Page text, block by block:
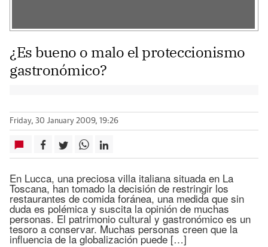
¿Es bueno o malo el proteccionismo
gastronómico?
Friday, 30 January 2009, 19:26
En Lucca, una preciosa villa italiana situada en La
Toscana, han tomado la decisión de restringir los
restaurantes de comida foránea, una medida que sin
duda es polémica y suscita la opinión de muchas
personas. El patrimonio cultural y gastronómico es un
tesoro a conservar. Muchas personas creen que la
influencia de la globalización puede […]